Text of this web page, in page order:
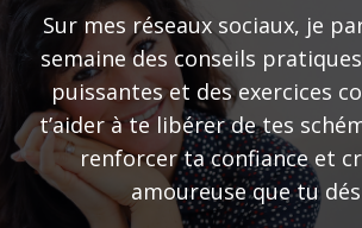
Sur mes réseaux sociaux, je
semaine des conseils
puissantes et des exercices
t’aider à te libérer de tes
renforcer ta confiance et
amoureuse que tu